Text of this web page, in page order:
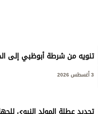
تنويه من شرطة أبوظبي إلى